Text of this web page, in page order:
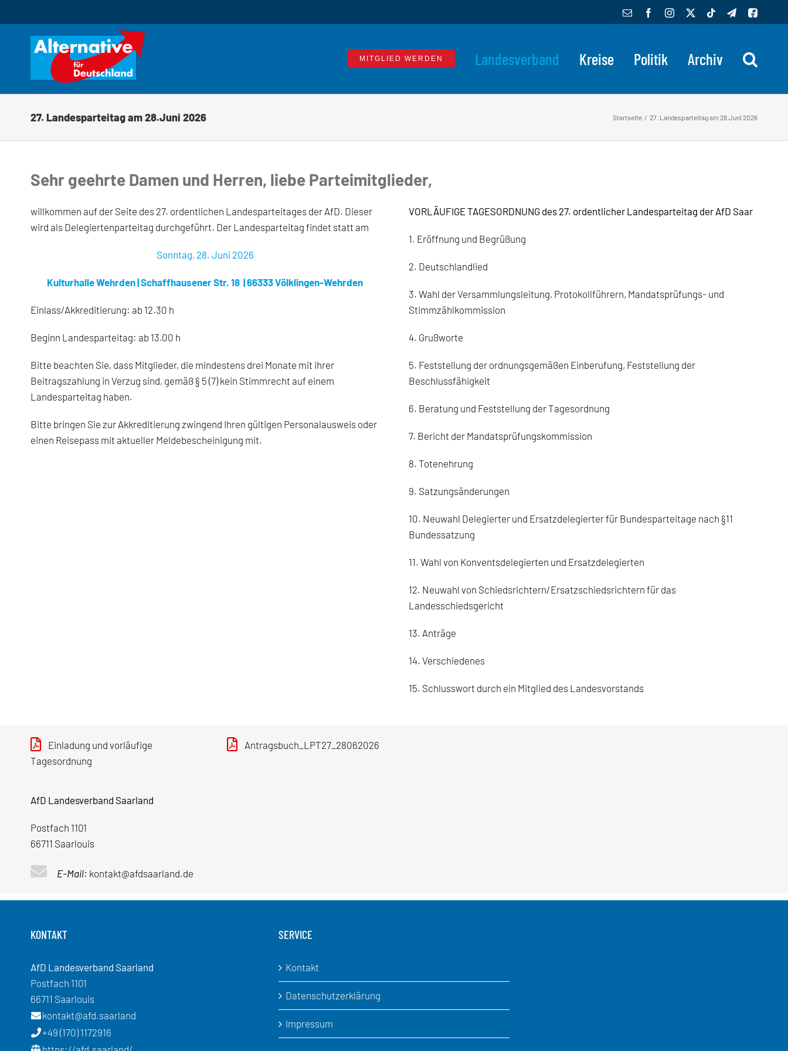
Inhalt
springen
E-
FacebookInstagram TiktokTelegram
MITGLIED WERDEN Landesverband Kreise Politik Archiv
27. Landesparteitag am 28.Juni 2026 Startseite 27. Landesparteitag am 28.Juni 2026
Sehr geehrte Damen und Herren, liebe Parteimitglieder,
willkommen auf der Seite des 27. ordentlichen Landesparteitages der AfD. Dieser
wird als Delegiertenparteitag durchgeführt. Der Landesparteitag findet statt am
Sonntag, 28. Juni 2026
Kulturhalle Wehrden | Schaffhausener Str. 18 | 66333 Völklingen-Wehrden
Einlass/Akkreditierung: ab 12.30 h
Beginn Landesparteitag: ab 13.00 h
Bitte beachten Sie, dass Mitglieder, die mindestens drei Monate mit ihrer
Beitragszahlung in Verzug sind, gemäß § 5 (7) kein Stimmrecht auf einem
Landesparteitag haben.
Bitte bringen Sie zur Akkreditierung zwingend Ihren gültigen Personalausweis oder
einen Reisepass mit aktueller Meldebescheinigung mit.
VORLÄUFIGE TAGESORDNUNG des 27. ordentlicher Landesparteitag der AfD Saar
1. Eröffnung und Begrüßung
2. Deutschlandlied
3. Wahl der Versammlungsleitung, Protokollführern, Mandatsprüfungs- und
Stimmzählkommission
4. Grußworte
5. Feststellung der ordnungsgemäßen Einberufung, Feststellung der
Beschlussfähigkeit
6. Beratung und Feststellung der Tagesordnung
7. Bericht der Mandatsprüfungskommission
8. Totenehrung
9. Satzungsänderungen
10. Neuwahl Delegierter und Ersatzdelegierter für Bundesparteitage nach §11
Bundessatzung
11. Wahl von Konventsdelegierten und Ersatzdelegierten
12. Neuwahl von Schiedsrichtern/Ersatzschiedsrichtern für das
Landesschiedsgericht
13. Anträge
14. Verschiedenes
15. Schlusswort durch ein Mitglied des Landesvorstands
Einladung und vorläufige
Tagesordnung
Antragsbuch_LPT27_28062026
AfD Landesverband Saarland
Postfach 1101
66711 Saarlouis
E-Mail: kontakt@afdsaarland.de
KONTAKT
AfD Landesverband Saarland
Postfach 1101
66711 Saarlouis
kontakt@afd.saarland
+49 (170) 1172916
SERVICE
Kontakt
Datenschutzerklärung
Impressum